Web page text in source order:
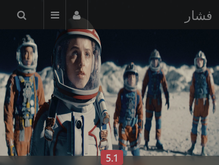
فشار
5.1